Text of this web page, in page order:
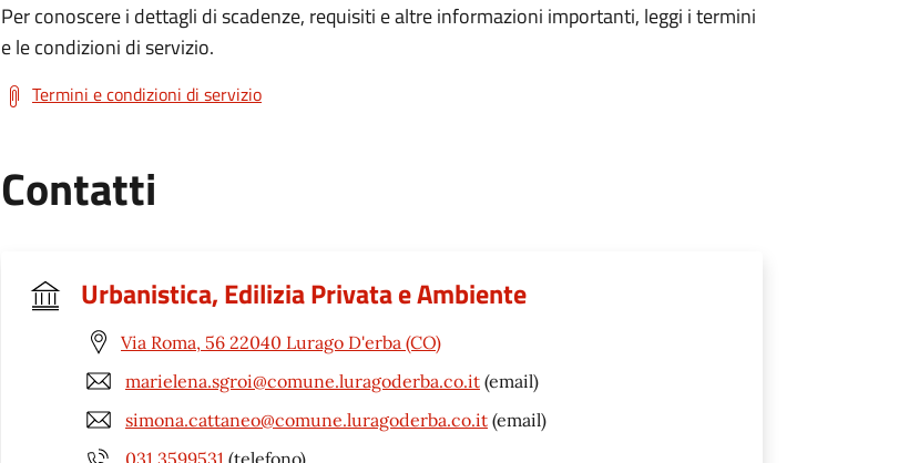
Per conoscere i dettagli di scadenze, requisiti e altre informazioni importanti, leggi i termini
e le condizioni di servizio.
Termini e condizioni di servizio
Contatti
Urbanistica, Edilizia Privata e Ambiente
Via Roma, 56 22040 Lurago D'erba (CO)
marielena.sgroi@comune.luragoderba.co.it (email)
simona.cattaneo@comune.luragoderba.co.it (email)
031 3599531 (telefono)